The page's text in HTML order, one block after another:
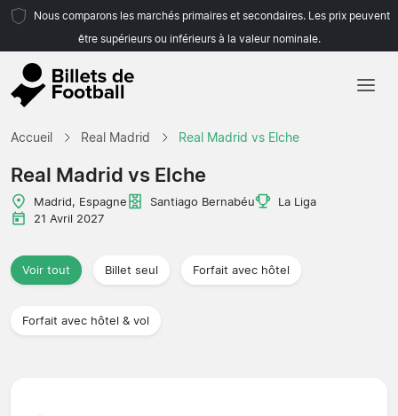
Nous comparons les marchés primaires et secondaires. Les prix peuvent
être supérieurs ou inférieurs à la valeur nominale.
Accueil Real Madrid Real Madrid vs Elche
Real Madrid vs Elche
Madrid, Espagne Santiago Bernabéu
La Liga
21 Avril 2027
Voir tout Billet seul Forfait avec hôtel
Forfait avec hôtel & vol